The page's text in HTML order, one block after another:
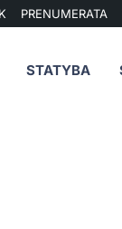
PRENUMERATA
STATYBA